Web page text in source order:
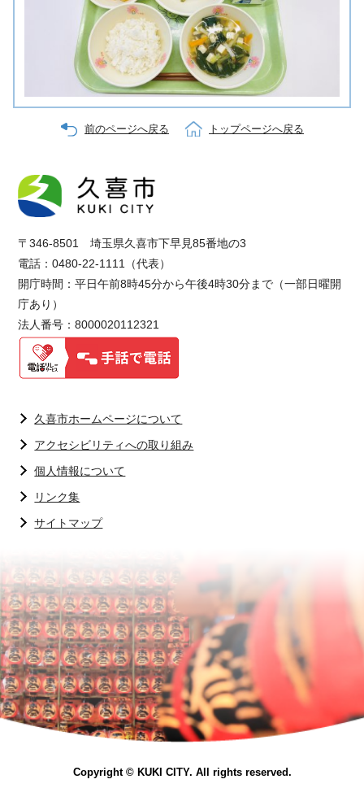
前のページへ戻る トップページへ戻る
〒346-8501 埼玉県久喜市下早見85番地の3
電話：0480-22-1111（代表）
開庁時間：平日午前8時45分から午後4時30分まで（一部日曜開
庁あり）
法人番号：8000020112321
久喜市ホームページについて
アクセシビリティへの取り組み
個人情報について
リンク集
サイトマップ
Copyright © KUKI CITY. All rights reserved.